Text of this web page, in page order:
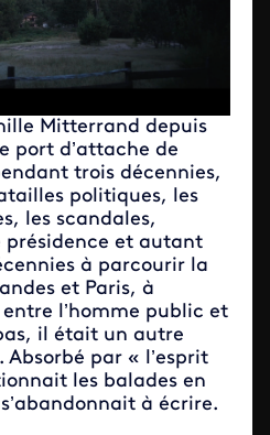
Mitterrand depuis
port d’attache de
trois décennies,
politiques, les
les scandales,
présidence et autant
à parcourir la
et Paris, à
l’homme public et
il était un autre
par « l’esprit
les balades en
à écrire.